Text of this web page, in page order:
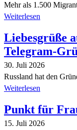
Mehr als 1.500
Weiterlesen
Liebesgrüße
Telegram-
30. Juli 2026
Russland hat den
Weiterlesen
Punkt für
15. Juli 2026